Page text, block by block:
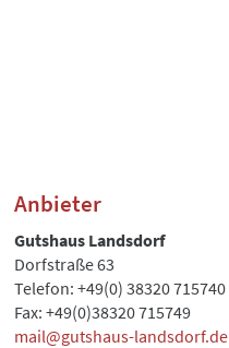
Anbieter
Gutshaus Landsdorf
Dorfstraße 63
Telefon: +49(0) 38320 715740
Fax: +49(0)38320 715749
mail@gutshaus-landsdorf.de